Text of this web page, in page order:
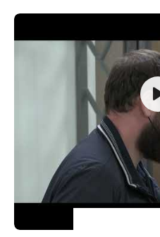
Краснодарский краевой суд